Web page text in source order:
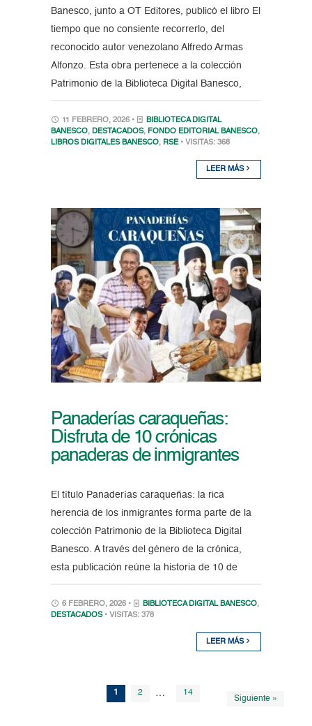
Banesco, junto a OT Editores, publicó el libro El
tiempo que no consiente recorrerlo, del
reconocido autor venezolano Alfredo Armas
Alfonzo. Esta obra pertenece a la colección
Patrimonio de la Biblioteca Digital Banesco,
11 FEBRERO, 2026 •
BIBLIOTECA DIGITAL
BANESCO, DESTACADOS, FONDO EDITORIAL BANESCO,
LIBROS DIGITALES BANESCO, RSE • VISITAS: 368
LEER MÁS
Panaderías caraqueñas:
Disfruta de 10 crónicas
panaderas de inmigrantes
El título Panaderías caraqueñas: la rica
herencia de los inmigrantes forma parte de la
colección Patrimonio de la Biblioteca Digital
Banesco. A través del género de la crónica,
esta publicación reúne la historia de 10 de
6 FEBRERO, 2026 • BIBLIOTECA DIGITAL BANESCO,
DESTACADOS • VISITAS: 378
LEER MÁS
1 2 … 14
Siguiente »